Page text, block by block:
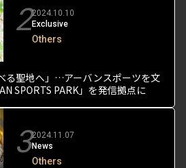
22024.10.10
Exclusive
Others
る聖地へ」…アーバンスポーツを文
SPORTS PARK」を発信拠点に
32024.11.07
News
Others